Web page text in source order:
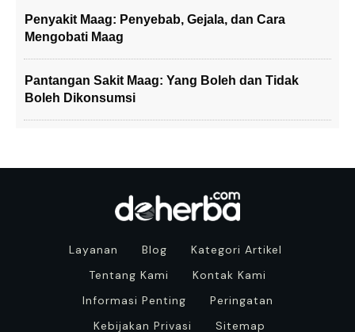
Penyakit Maag: Penyebab, Gejala, dan Cara
Mengobati Maag
Pantangan Sakit Maag: Yang Boleh dan Tidak
Boleh Dikonsumsi
Layanan Blog
Kategori Artikel
Tentang Kami
Kontak Kami
Informasi Penting
Peringatan
Kebijakan Privasi
Sitemap